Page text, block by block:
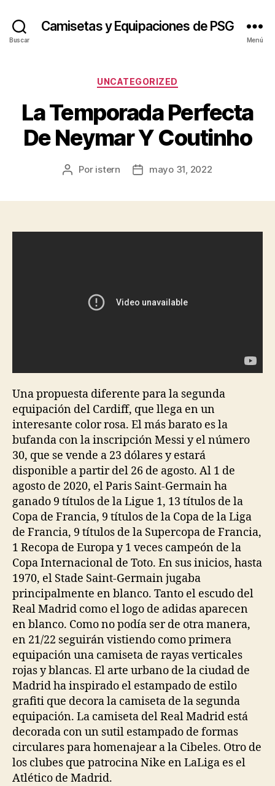
Buscar
Camisetas y Equipaciones de PSG
Menú
Categorías
UNCATEGORIZED
La Temporada Perfecta
De Neymar Y Coutinho
Autor
Por istern
Fechamayo 31, 2022
Una propuesta diferente para la segunda
equipación del Cardiff, que llega en un
interesante color rosa. El más barato es la
bufanda con la inscripción Messi y el número
30, que se vende a 23 dólares y estará
disponible a partir del 26 de agosto. Al 1 de
agosto de 2020, el Paris Saint-Germain ha
ganado 9 títulos de la Ligue 1, 13 títulos de la
Copa de Francia, 9 títulos de la Copa de la Liga
de Francia, 9 títulos de la Supercopa de Francia,
1 Recopa de Europa y 1 veces campeón de la
Copa Internacional de Toto. En sus inicios, hasta
1970, el Stade Saint-Germain jugaba
principalmente en blanco. Tanto el escudo del
Real Madrid como el logo de adidas aparecen
en blanco. Como no podía ser de otra manera,
en 21/22 seguirán vistiendo como primera
equipación una camiseta de rayas verticales
rojas y blancas. El arte urbano de la ciudad de
Madrid ha inspirado el estampado de estilo
grafiti que decora la camiseta de la segunda
equipación. La camiseta del Real Madrid está
decorada con un sutil estampado de formas
circulares para homenajear a la Cibeles. Otro de
los clubes que patrocina Nike en LaLiga es el
Atlético de Madrid.